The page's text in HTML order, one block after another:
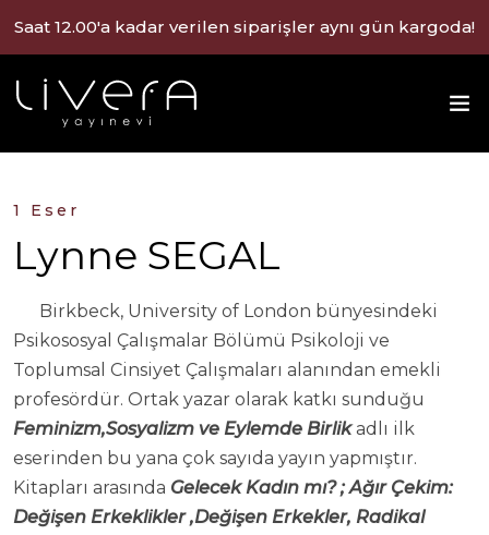
Saat 12.00'a kadar verilen siparişler aynı gün kargoda!
1 Eser
Lynne SEGAL
Birkbeck, University of London bünyesindeki
Psikososyal Çalışmalar Bölümü Psikoloji ve
Toplumsal Cinsiyet Çalışmaları alanından emekli
profesördür. Ortak yazar olarak katkı sunduğu
Feminizm,Sosyalizm ve Eylemde Birlikadlı ilk
eserinden bu yana çok sayıda yayın yapmıştır.
Kitapları arasında Gelecek Kadın mı? ; Ağır Çekim:
Değişen Erkeklikler ,Değişen Erkekler, Radikal